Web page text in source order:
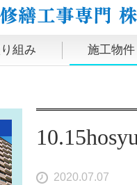
組み 施工物
2020.07.07